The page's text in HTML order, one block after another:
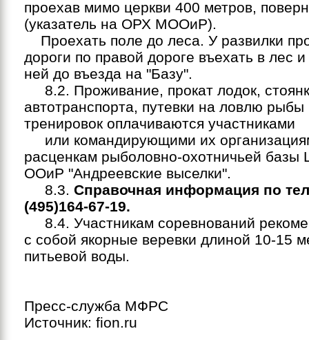
проехав мимо церкви 400 метров,
(указатель на ОРХ МООиР).
Проехать поле до леса. У развилки
дороги по правой дороге въехать в лес и
ней до въезда на "Базу".
8.2. Проживание, прокат лодок,
автотранспорта, путевки на ловлю рыбы
тренировок оплачиваются участниками
или командирующими их
расценкам рыболовно-охотничьей базы
ООиР "Андреевские выселки".
8.3. Справочная информация по
(495)164-67-19.
8.4. Участникам соревнований
с собой якорные веревки длиной 10-15
питьевой воды.
Пресс-служба МФРС
Источник: fion.ru